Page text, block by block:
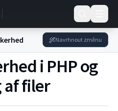
Navrhnout změnu
i PHP og
filer